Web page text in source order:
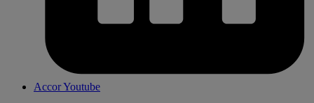
Accor Youtube